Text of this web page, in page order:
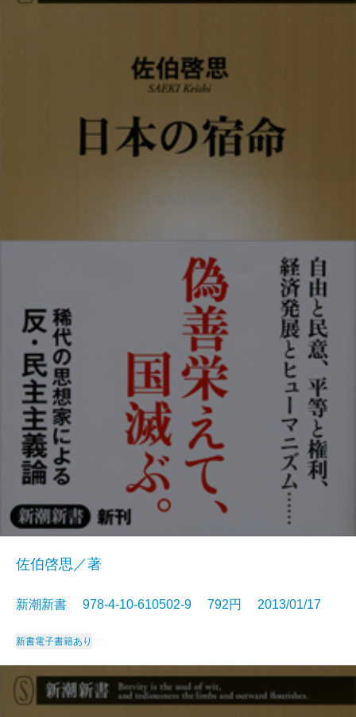
佐伯啓思／著
新潮新書 978-4-10-610502-9 792円 2013/01/17
新書電子書籍あり